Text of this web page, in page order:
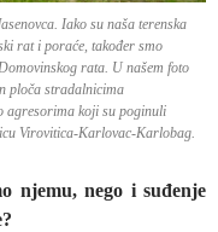
Iako su naša terenska
rat i poraće, također smo
rata. U našem foto
ploča stradalnicima
agresorima koji su poginuli
Virovitica-Karlovac-Karlobag.
njemu, nego i suđenje